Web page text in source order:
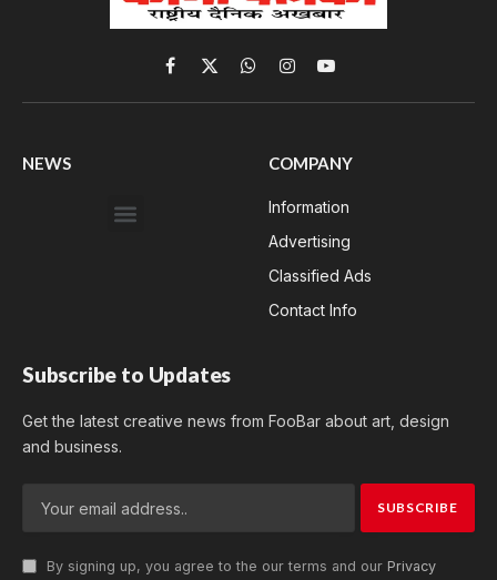
Facebook
X
(Twitter)
WhatsApp
InstagramYouTube
NEWS COMPANY
Information
Advertising
Classified Ads
Contact Info
Subscribe to Updates
Get the latest creative news from FooBar about art, design
and business.
By signing up, you agree to the our terms and our Privacy